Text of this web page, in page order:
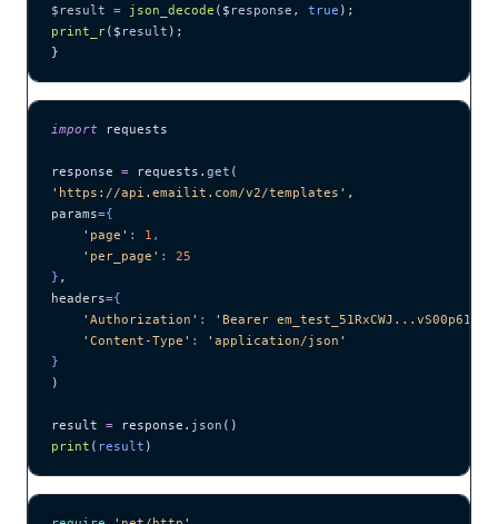
$result = json_decode ($ response , true );
print_r($ result );
}
import requests
response = requests. get (
' https://api.emailit.com/v2/templates ' ,
params={
    '
page ' : 1 ,
    '
per_page ' : 25
} ,
headers={
    '
Authorization ' : ' Bearer
    '
Content-Type ' : ' application/json '
}
)
result = response. json ()
print ( result )